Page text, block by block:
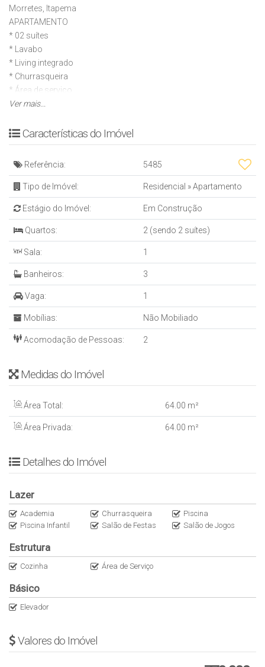
Morretes, Itapema
APARTAMENTO
* 02 suítes
* ⁠Lavabo
* ⁠Living integrado
* ⁠Churrasqueira
* ⁠Área de serviço
* ⁠Piso porcelanato
EMPREENDIMENTO
* Hall de entrada
* ⁠Medidor de água, luz individual
* ⁠ 03 apartamentos por andar
AREA DE LAZER
* Piscina adulto e infantil
* ⁠Academia
* ⁠Salão de festa
* ⁠Playground
* ⁠Sala de reunião
INFORMAÇÕES ADICIONAIS
* ⁠01 vaga de garagem
* ⁠Área privativa: 64m2
* Estuda proposta
Ver mais...
Características do Imóvel
Referência: 5485
Tipo de Imóvel: Residencial »Apartamento
Estágio do Imóvel: Em Construção
Quartos: 2 (sendo 2 suítes)
Sala: 1
Banheiros: 3
Vaga: 1
Mobílias: Não Mobiliado
Acomodação de Pessoas: 2
Medidas do Imóvel
Área Total: 64 .00 m²
Área Privada: 64 .00 m²
Detalhes do Imóvel
Lazer
Academia Churrasqueira
Piscina
Piscina Infantil
Salão de Festas Salão de Jogos
Estrutura
Cozinha Área de Serviço
Básico
Elevador
Valores do Imóvel